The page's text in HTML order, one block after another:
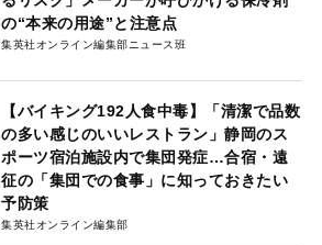
の“本来の用途”と注意点
集英社オンライン編集部ニュース班
【バイキング192人食中毒】「清潔で品数
の多い感じのいいレストラン」静岡のス
ポーツ宿泊施設内で集団発症…合宿・遠
征の「集団での食事」に知っておきたい
予防策
集英社オンライン編集部